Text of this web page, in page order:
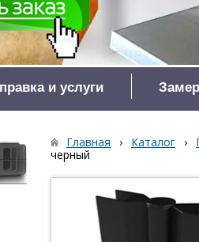
и услуги
Главная › Каталог ›
черный